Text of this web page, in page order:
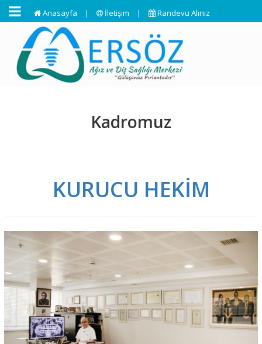
Anasayfa | İletişim | Randevu Alınız
Kadromuz
KURUCU HEKİM